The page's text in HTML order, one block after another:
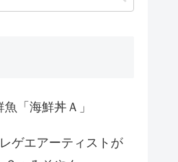
「海鮮丼Ａ」
ゲエアーティストが